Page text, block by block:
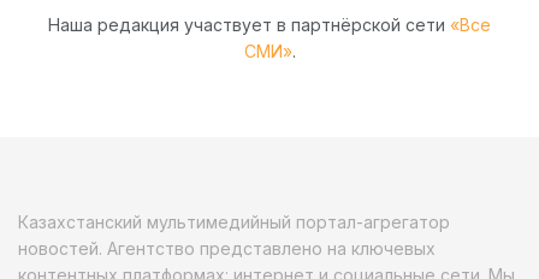
Наша редакция участвует в партнёрской сети «Все
СМИ».
Казахстанский мультимедийный портал-агрегатор
новостей. Агентство представлено на ключевых
контентных платформах: интернет и социальные сети. Мы